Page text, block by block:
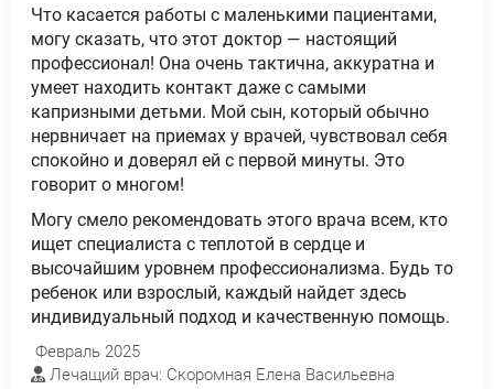
Что касается работы с маленькими пациентами,
могу сказать, что этот доктор — настоящий
профессионал! Она очень тактична, аккуратна и
умеет находить контакт даже с самыми
капризными детьми. Мой сын, который обычно
нервничает на приемах у врачей, чувствовал себя
спокойно и доверял ей с первой минуты. Это
говорит о многом!
Могу смело рекомендовать этого врача всем, кто
ищет специалиста с теплотой в сердце и
высочайшим уровнем профессионализма. Будь то
ребенок или взрослый, каждый найдет здесь
индивидуальный подход и качественную помощь.
Февраль 2025
Лечащий врач: Скоромная Елена Васильевна